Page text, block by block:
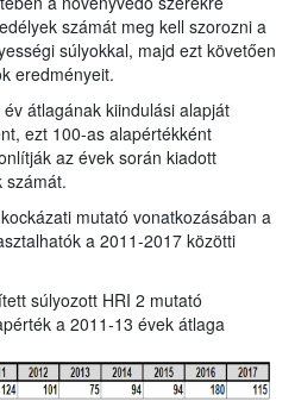
számát meg kell szorozni a
súlyokkal, majd ezt követően
eredményeit.
átlagának kiindulási alapját
ezt 100-as alapértékként
az évek során kiadott
számát.
mutató vonatkozásában a
a 2011-2017 közötti
súlyozott HRI 2 mutató
a 2011-13 évek átlaga